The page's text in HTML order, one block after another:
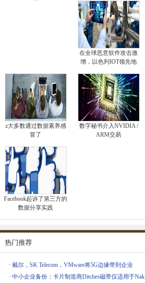
在全球恶意软件攻击激
增，以色列IOT领先地
z大多数通过数据素养感
冒了
数字秘书介入NVIDIA /
ARM交易
Facebook起诉了第三方的
数据分享实践
热门推荐
· 戴尔，SK Telecom，VMware将5G边缘带到企业
· 中小企业备份：卡片制造商Ditches磁带仅适用于Nak